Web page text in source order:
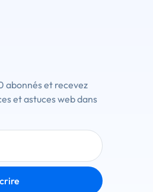
abonnés et recevez
et astuces web dans